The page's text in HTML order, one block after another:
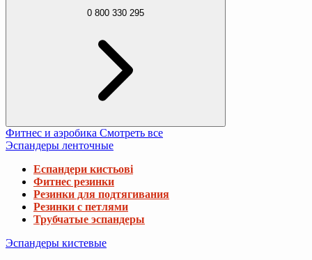
0 800 330 295
Фитнес и аэробика Смотреть все
Эспандеры ленточные
Еспандери кистьові
Фитнес резинки
Резинки для подтягивания
Резинки с петлями
Трубчатые эспандеры
Эспандеры кистевые